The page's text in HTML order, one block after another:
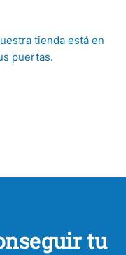
tienda está en
puertas.
tu